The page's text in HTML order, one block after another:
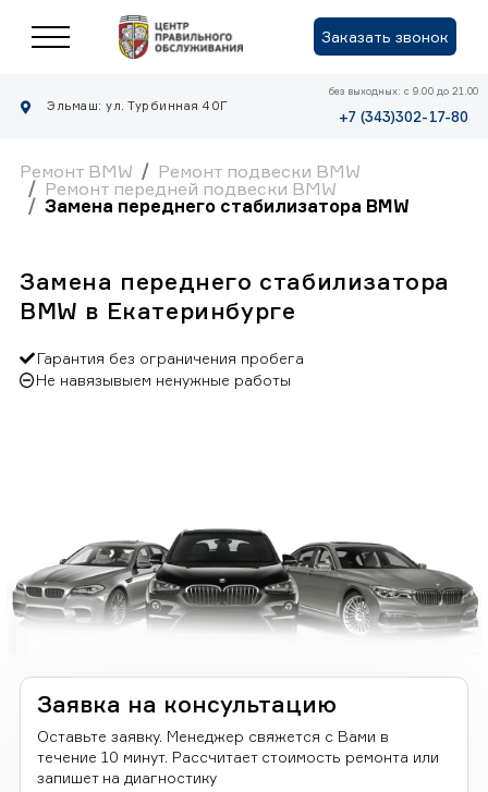
Заказать звонок
Эльмаш: ул. Турбинная 40Г
без выходных: с 9.00 до 21.00
+7 (343)302-17-80
Ремонт BMW
Ремонт подвески BMW
Ремонт передней подвески BMW
Замена переднего стабилизатора BMW
Замена переднего стабилизатора
BMW в Екатеринбурге
Гарантия без ограничения пробега
Не навязывыем ненужные работы
Заявка на консультацию
Оставьте заявку. Менеджер свяжется с Вами в
течение 10 минут. Рассчитает стоимость ремонта или
запишет на диагностику